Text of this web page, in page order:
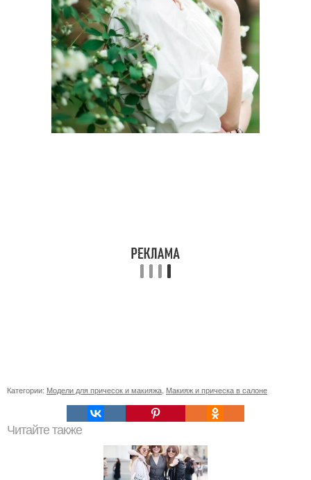
Категории: Модели для причесок и макияжа Макияж и прическа в салоне
Читайте также